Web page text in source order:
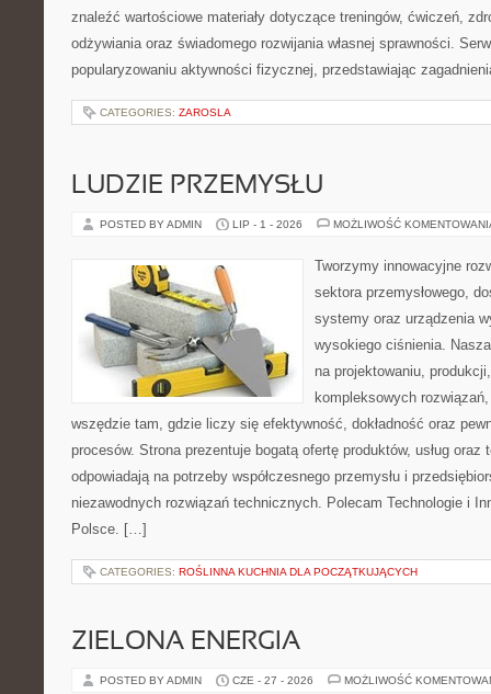
znaleźć wartościowe materiały dotyczące treningów, ćwiczeń,
odżywiania oraz świadomego rozwijania własnej sprawności.
popularyzowaniu aktywności fizycznej, przedstawiając
CATEGORIES: ZAROSLA
LUDZIE PRZEMYSŁU
POSTED BY ADMIN LIP - 1 - 2026 MOŻLIWOŚĆ
Tworzymy innowacyjne
sektora przemysłowego,
systemy oraz urządzenia
wysokiego ciśnienia.
na projektowaniu,
kompleksowych
wszędzie tam, gdzie liczy się efektywność, dokładność oraz
procesów. Strona prezentuje bogatą ofertę produktów, usług oraz
odpowiadają na potrzeby współczesnego przemysłu i
niezawodnych rozwiązań technicznych. Polecam Technologie i
Polsce. […]
CATEGORIES: ROŚLINNA KUCHNIA DLA POCZĄTKUJĄCYCH
ZIELONA ENERGIA
POSTED BY ADMIN CZE - 27 - 2026 MOŻLIWOŚĆ